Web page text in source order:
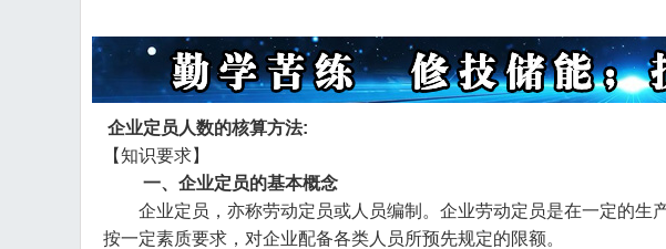
企业定员人数的核算方法:
【知识要求】
一、企业定员的基本概念
企业定员，亦称劳动定员或人员编制。企业劳动定员是在一定的生
按一定素质要求，对企业配备各类人员所预先规定的限额。